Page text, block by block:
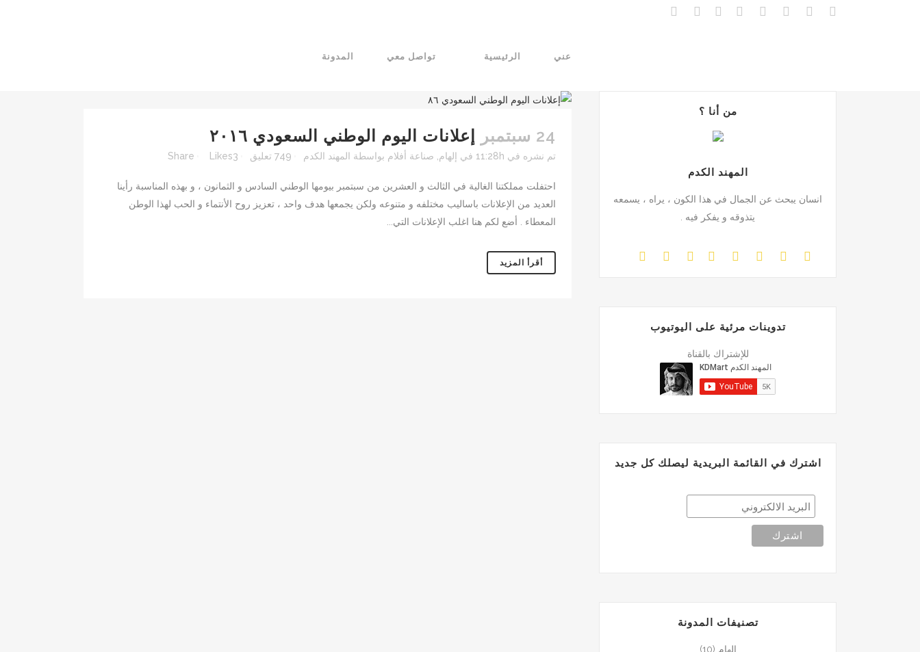
المدونة تواصل معي الرئيسية عني
24 سبتمبر إعلانات اليوم الوطني السعودي ٢٠١٦
تم نشره في 11:28h في إلهام صناعة أفلام بواسطة المهند الكدم 749 تعليق 3
Likes
Share
احتفلت مملكتنا الغالية في الثالث و العشرين من سبتمبر بيومها الوطني السادس و الثمانون ، و بهذه المناسبة رأينا
العديد من الإعلانات باساليب مختلفه و متنوعه ولكن يجمعها هدف واحد ، تعزيز روح الأنتماء و الحب لهذا الوطن
المعطاء . أضع لكم هنا اغلب الإعلانات التي...
أقرأ المزيد
من أنا ؟
المهند الكدم
انسان يبحث عن الجمال في هذا الكون ، يراه ، يسمعه
يتذوقه و يفكر فيه .
تدوينات مرئية على اليوتيوب
للإشتراك بالقناة
اشترك في القائمة البريدية ليصلك كل جديد
تصنيفات المدونة
إلهام (10)